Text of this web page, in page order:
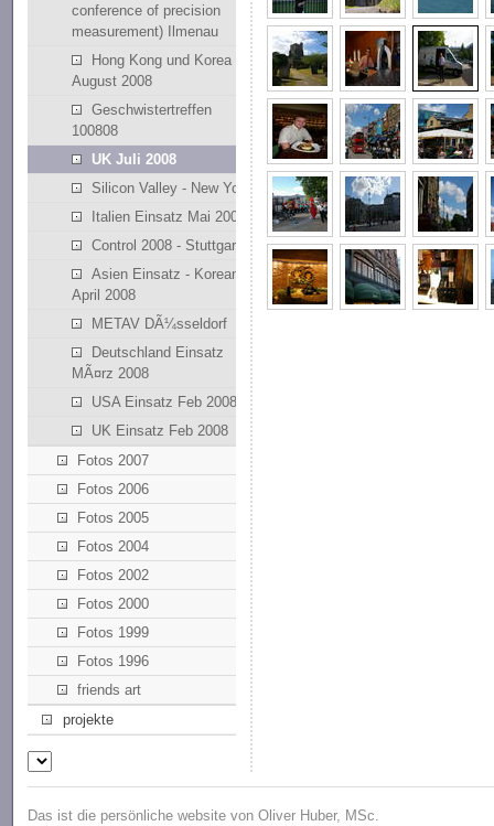
conference of precision
measurement) Ilmenau
Hong Kong und Korea
August 2008
Geschwistertreffen
100808
UK Juli 2008
Silicon Valley - New York
Italien Einsatz Mai 2008
Control 2008 - Stuttgart
Asien Einsatz - Korean
April 2008
METAV DÃ¼sseldorf
Deutschland Einsatz
MÃ¤rz 2008
USA Einsatz Feb 2008
UK Einsatz Feb 2008
Fotos 2007
Fotos 2006
Fotos 2005
Fotos 2004
Fotos 2002
Fotos 2000
Fotos 1999
Fotos 1996
friends art
projekte
Das ist die persönliche website von Oliver Huber, MSc.